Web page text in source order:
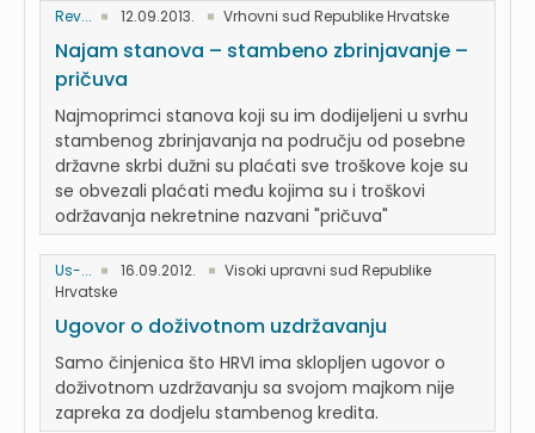
Rev... 12.09.2013. Vrhovni sud Republike Hrvatske
Najam stanova – stambeno zbrinjavanje –
pričuva
Najmoprimci stanova koji su im dodijeljeni u svrhu
stambenog zbrinjavanja na području od posebne
državne skrbi dužni su plaćati sve troškove koje su
se obvezali plaćati među kojima su i troškovi
održavanja nekretnine nazvani "pričuva"
Us-... 16.09.2012.
Visoki upravni sud Republike
Hrvatske
Ugovor o doživotnom uzdržavanju
Samo činjenica što HRVI ima sklopljen ugovor o
doživotnom uzdržavanju sa svojom majkom nije
zapreka za dodjelu stambenog kredita.